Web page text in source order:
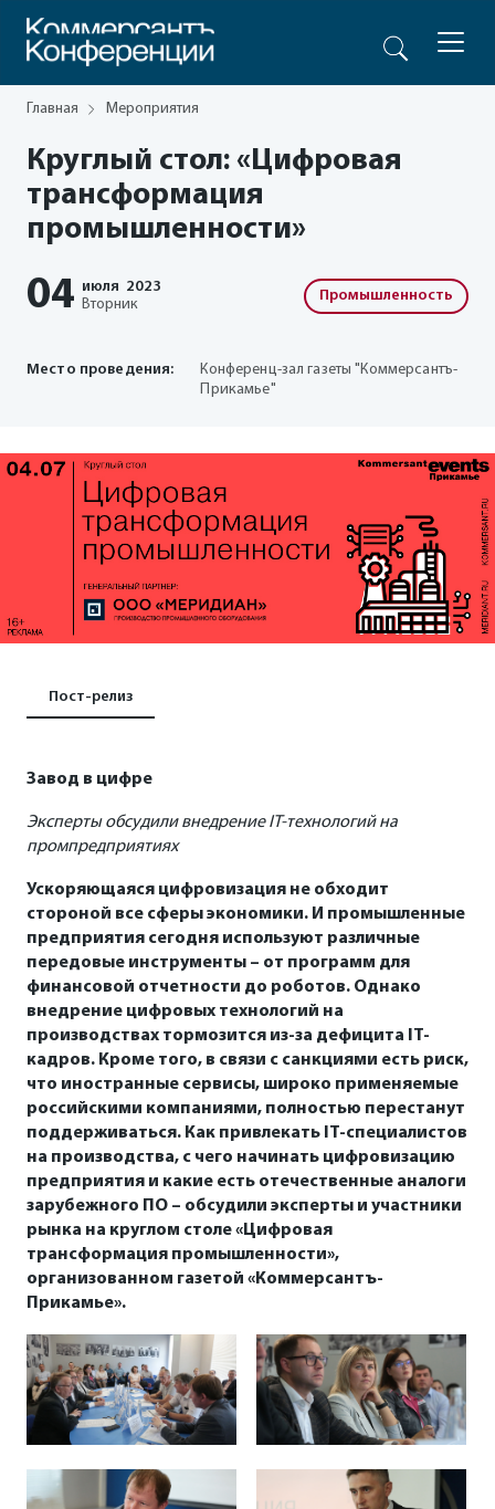
Главная Мероприятия
Круглый стол: «Цифровая
трансформация
промышленности»
04 июля 2023
Вторник
Промышленность
Место проведения:
Конференц-зал газеты "Коммерсантъ-
Прикамье"
Пост-релиз
Завод в цифре
Эксперты обсудили внедрение IT-технологий на
промпредприятиях
Ускоряющаяся цифровизация не обходит
стороной все сферы экономики. И промышленные
предприятия сегодня используют различные
передовые инструменты – от программ для
финансовой отчетности до роботов. Однако
внедрение цифровых технологий на
производствах тормозится из-за дефицита
IT-
кадров. Кроме того, в связи с санкциями есть риск,
что иностранные сервисы, широко применяемые
российскими компаниями, полностью перестанут
поддерживаться. Как привлекать IT-специалистов
на производства, с чего начинать цифровизацию
предприятия и какие есть отечественные аналоги
зарубежного ПО – обсудили эксперты и участники
рынка на круглом столе «Цифровая
трансформация промышленности»,
организованном газетой «Коммерсантъ-
Прикамье».